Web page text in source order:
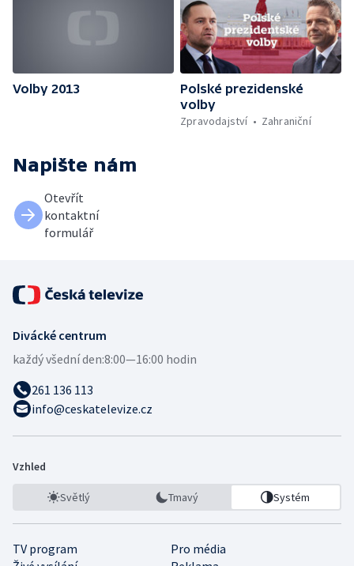
Volby 2013
Polské prezidenské
volby
Zpravodajství
Zahraniční
Napište nám
Otevřít
kontaktní
formulář
Divácké centrum
každý všední den:8:00—16:00 hodin
261 136 113
info@ceskatelevize.cz
Vzhled
Světlý Tmavý Systém
TV program
Pro média